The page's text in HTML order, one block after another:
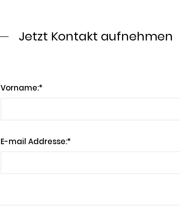
Jetzt Kontakt aufnehmen
Vorname:*
E-mail Addresse:*